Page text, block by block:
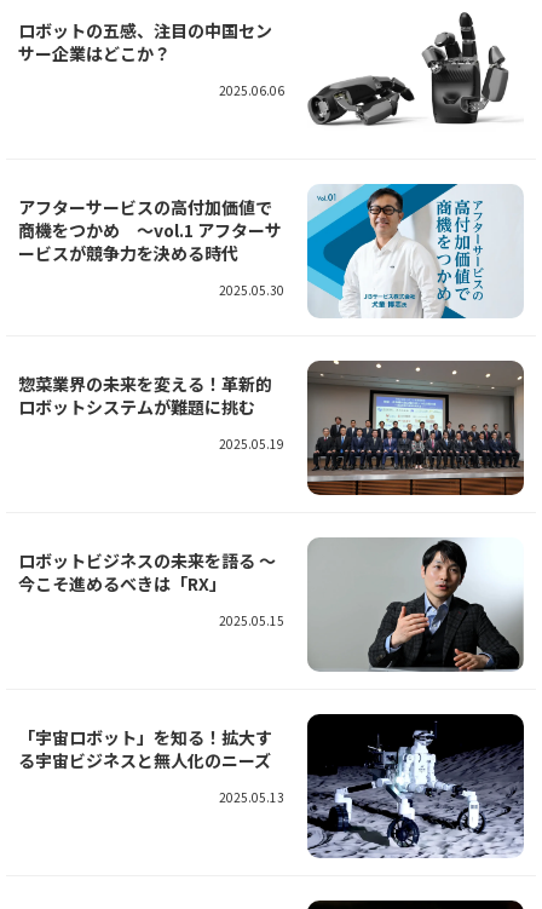
ロボットの五感、注目の中国セン
サー企業はどこか？
2025.06.06
アフターサービスの高付加価値で
商機をつかめ ～vol.1 アフターサ
ービスが競争力を決める時代
2025.05.30
惣菜業界の未来を変える！革新的
ロボットシステムが難題に挑む
2025.05.19
ロボットビジネスの未来を語る 〜
今こそ進めるべきは「RX」
2025.05.15
「宇宙ロボット」を知る！拡大す
る宇宙ビジネスと無人化のニーズ
2025.05.13